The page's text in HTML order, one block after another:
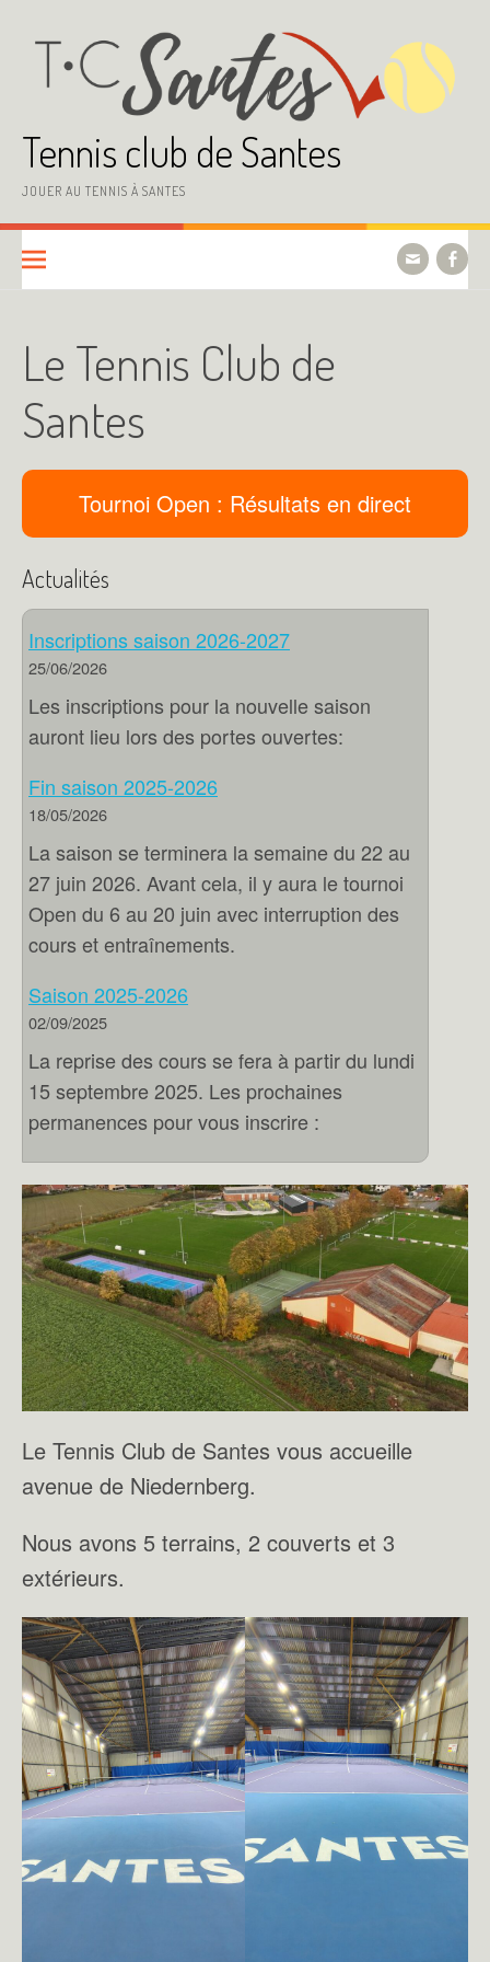
Tennis club de Santes
JOUER AU TENNIS À SANTES
Le Tennis Club de
Santes
Tournoi Open : Résultats en direct
Actualités
Inscriptions saison 2026-2027
25/06/2026
Les inscriptions pour la nouvelle saison
auront lieu lors des portes ouvertes:
Fin saison 2025-2026
18/05/2026
La saison se terminera la semaine du 22 au
27 juin 2026. Avant cela, il y aura le tournoi
Open du 6 au 20 juin avec interruption des
cours et entraînements.
Saison 2025-2026
02/09/2025
La reprise des cours se fera à partir du lundi
15 septembre 2025. Les prochaines
permanences pour vous inscrire :
Le Tennis Club de Santes vous accueille
avenue de Niedernberg.
Nous avons 5 terrains, 2 couverts et 3
extérieurs.